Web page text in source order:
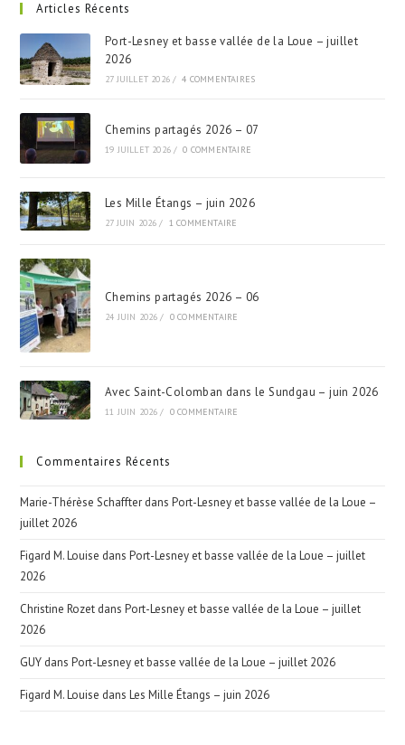
Articles Récents
Port-Lesney et basse vallée de la Loue – juillet
2026
27 JUILLET 2026 / 4 COMMENTAIRES
Chemins partagés 2026 – 07
19 JUILLET 2026 / 0 COMMENTAIRE
Les Mille Étangs – juin 2026
27 JUIN 2026 / 1 COMMENTAIRE
Chemins partagés 2026 – 06
24 JUIN 2026 / 0 COMMENTAIRE
Avec Saint-Colomban dans le Sundgau – juin 2026
11 JUIN 2026 / 0 COMMENTAIRE
Commentaires Récents
Marie-Thérèse Schaffter dansPort-Lesney et basse vallée de la Loue –
juillet 2026
Figard M. Louise dansPort-Lesney et basse vallée de la Loue – juillet
2026
Christine Rozet dansPort-Lesney et basse vallée de la Loue – juillet
2026
GUY dansPort-Lesney et basse vallée de la Loue – juillet 2026
Figard M. Louise dansLes Mille Étangs – juin 2026